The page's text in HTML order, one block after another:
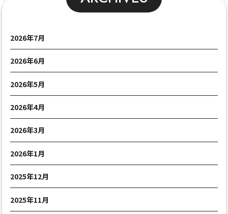
2026年7月
2026年6月
2026年5月
2026年4月
2026年3月
2026年1月
2025年12月
2025年11月